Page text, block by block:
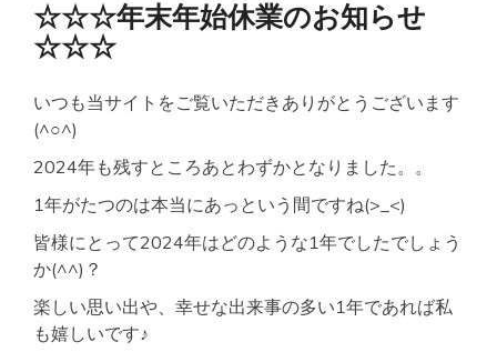
☆☆☆年末年始休業のお知らせ
☆☆☆
いつも当サイトをご覧いただきありがとうございます
(^○^)
2024年も残すところあとわずかとなりました。。
1年がたつのは本当にあっという間ですね(>_<)
皆様にとって2024年はどのような1年でしたでしょう
か(^^)？
楽しい思い出や、幸せな出来事の多い1年であれば私
も嬉しいです♪